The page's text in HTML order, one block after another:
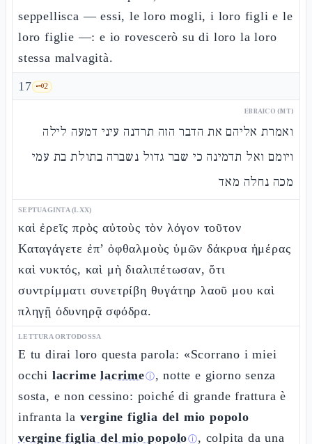
seppellisca — essi, le loro mogli, i loro figli e le
loro figlie —: e io rovescerò su di loro la loro
stessa malvagità.
17 🗝️2
EBRAICO (MT)
ואמרת אליהם את הדבר הזה תרדנה עיני דמעה לילה
ויומם ואל תדמינה כי שבר גדול נשברה בתולת בת עמי
מכה נחלה מאד
SEPTUAGINTA (LXX)
καὶ ἐρεῖς πρὸς αὐτοὺς τὸν λόγον τοῦτον
Καταγάγετε ἐπ’ ὀφθαλμοὺς ὑμῶν δάκρυα ἡμέρας
καὶ νυκτός, καὶ μὴ διαλιπέτωσαν, ὅτι
συντρίμματι συνετρίβη θυγάτηρ λαοῦ μου καὶ
πληγῇ ὀδυνηρᾷ σφόδρα.
LETTURA ORTODOSSA
E tu dirai loro questa parola: «Scorrano i miei
occhi lacrime lacrimeⓘ, notte e giorno senza
sosta, e non cessino: poiché di grande frattura è
infranta la vergine figlia del mio popolo
vergine figlia del mio popoloⓘ, colpita da una